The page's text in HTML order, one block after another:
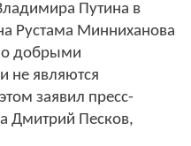
Путина в
Рустама Минниханова
добрыми
не являются
заявил пресс-
Дмитрий Песков,